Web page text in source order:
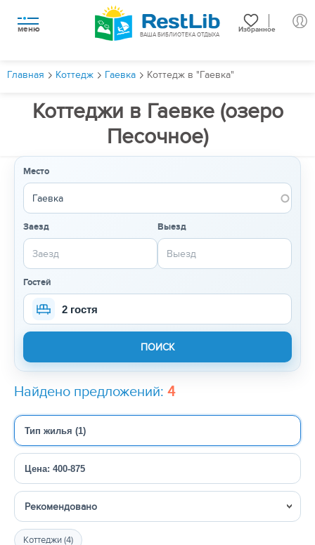
меню Избранное
ВАША БИБЛИОТЕКА ОТДЫХА
Главная Коттедж Гаевка Коттедж в "Гаевка"
Коттеджи в Гаевке (озеро
Песочное)
Место
Заезд Выезд
Гостей
2 гостя
Найдено предложений: 4
Тип жилья (1)
Цена: 400-875
Сортировка
Коттеджи (4)